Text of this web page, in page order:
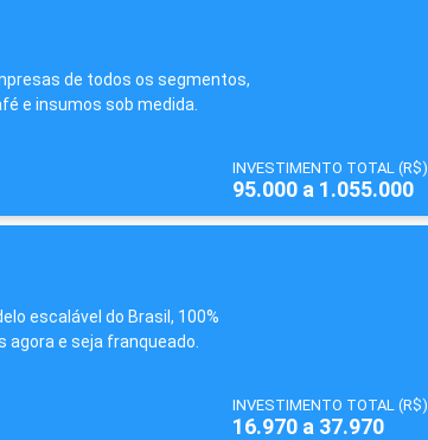
de todos os segmentos,
e insumos sob medida.
INVESTIMENTO TOTAL (R$)
95.000 a 1.055.000
escalável do Brasil, 100%
agora e seja franqueado.
INVESTIMENTO TOTAL (R$)
16.970 a 37.970